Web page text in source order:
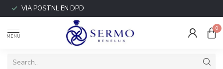
VIA POSTNL EN DPD
MENU
0